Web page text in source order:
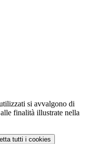
si avvalgono di
finalità illustrate nella
tutti i cookies